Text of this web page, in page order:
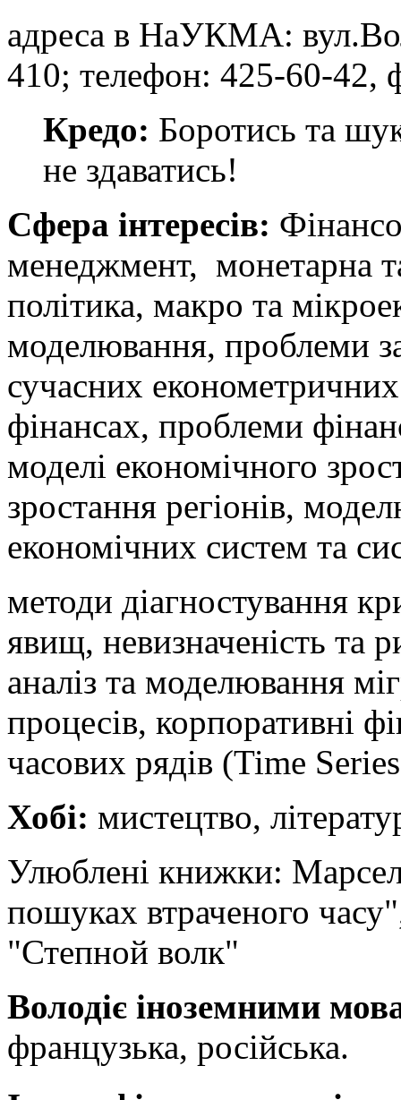
адреса в НаУКМА:
410; телефон: 425-60-42,
Кредо: Боротись та
не здаватись!
Сфера інтересів:
менеджмент, монетарна
політика, макро та
моделювання, проблеми
сучасних
фінансах, проблеми
моделі економічного
зростання регіонів,
економічних систем та
методи діагностування
явищ, невизначеність та
аналіз та моделювання
процесів, корпоративні
часових рядів (Time
Хобі: мистецтво,
Улюблені книжки:
пошуках втраченого
"Степной волк"
Володіє іноземними
французька, російська.